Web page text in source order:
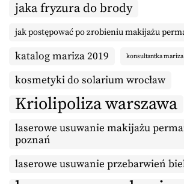
jaka fryzura do brody
jak postępować po zrobieniu makijażu
katalog mariza 2019 konsultantka mariza
kosmetyki do solarium wrocław
Kriolipoliza warszawa
laserowe usuwanie makijażu
poznań
laserowe usuwanie przebarwień